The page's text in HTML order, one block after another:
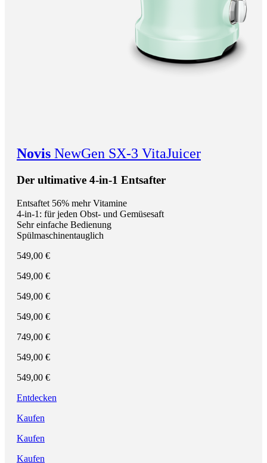
Novis NewGen SX-3 VitaJuicer
Der ultimative 4-in-1 Entsafter
Entsaftet 56% mehr Vitamine
4-in-1: für jeden Obst- und Gemüsesaft
Sehr einfache Bedienung
Spülmaschinentauglich
549,00 €
549,00 €
549,00 €
549,00 €
749,00 €
549,00 €
549,00 €
Entdecken
Kaufen
Kaufen
Kaufen